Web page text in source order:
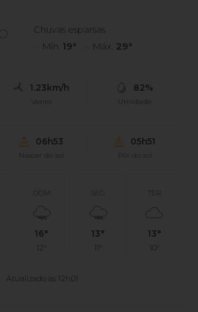
Chuvas esparsas
Mín. 19° Máx. 29°
1.23km/h
Vento
82%
Umidade
06h53
Nascer do sol
05h51
Pôr do sol
DOM
16°
12°
SEG
13°
11°
TER
13°
10°
Atualizado às 12h01